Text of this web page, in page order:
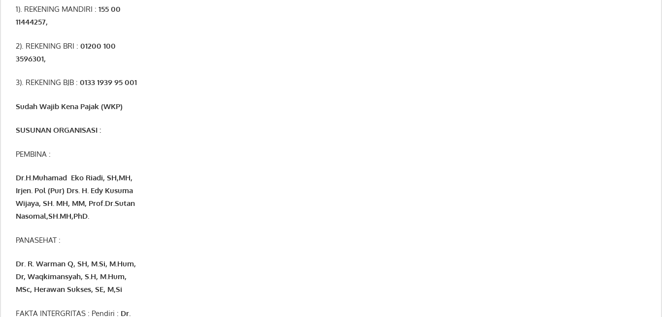
1). REKENING MANDIRI : 155 00
11444257,
2). REKENING BRI : 01200 100
3596301,
3). REKENING BJB : 0133 1939 95 001
Sudah Wajib Kena Pajak (WKP)
SUSUNAN ORGANISASI :
PEMBINA :
Dr.H.Muhamad Eko Riadi, SH,MH,
Irjen. Pol (Pur) Drs. H. Edy Kusuma
Wijaya, SH. MH, MM, Prof.Dr.Sutan
Nasomal,SH.MH,PhD.
PANASEHAT :
Dr. R. Warman Q, SH, M.Si, M.Hum,
Dr, Waqkimansyah, S.H, M.Hum,
MSc, Herawan Sukses, SE, M,Si
FAKTA INTERGRITAS : Pendiri : Dr.